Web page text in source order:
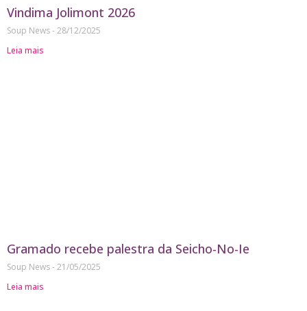
Vindima Jolimont 2026
Soup News 28/12/2025
Leia mais
Gramado recebe palestra da Seicho-No-Ie
Soup News 21/05/2025
Leia mais